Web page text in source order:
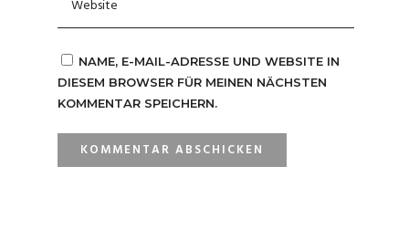
NAME, E-MAIL-ADRESSE UND WEBSITE IN
DIESEM BROWSER FÜR MEINEN NÄCHSTEN
KOMMENTAR SPEICHERN.